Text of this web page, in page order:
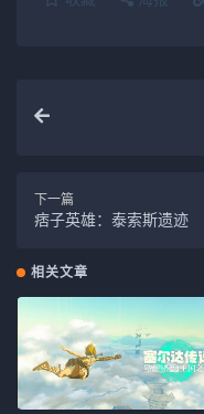
下一篇
痞子英雄：泰索斯遗迹
相关文章